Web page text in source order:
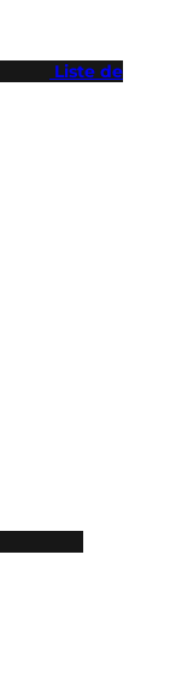
Liste de